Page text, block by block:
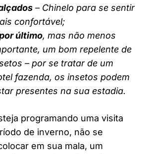
– Chinelo para se sentir
confortável;
último, mas não menos
um bom repelente de
– por se tratar de um
fazenda, os insetos podem
presentes na sua estadia.
programando uma visita
de inverno, não se
em sua mala, um